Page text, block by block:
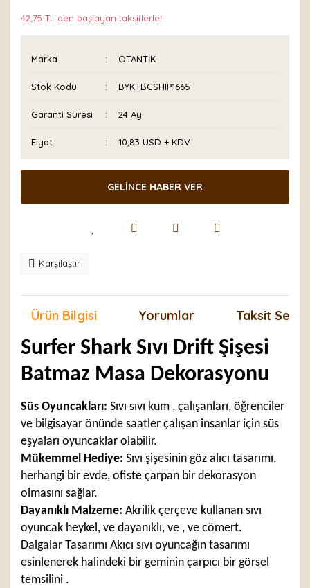
42,75 TL den başlayan taksitlerle!
Marka OTANTİK
Stok Kodu BYKTBCSHIP1665
Garanti Süresi 24 Ay
Fiyat 10,83 USD + KDV
GELİNCE HABER VER
Karşılaştır
Ürün Bilgisi Yorumlar Taksit
Surfer Shark Sıvı Drift Şişesi
Batmaz Masa Dekorasyonu
Süs Oyuncakları: Sıvı sıvı kum , çalışanları, öğrenciler
ve bilgisayar önünde saatler çalışan insanlar için süs
eşyaları oyuncaklar olabilir.
Mükemmel Hediye: Sıvı şişesinin göz alıcı tasarımı,
herhangi bir evde, ofiste çarpan bir dekorasyon
olmasını sağlar.
Dayanıklı Malzeme: Akrilik çerçeve kullanan sıvı
oyuncak heykel, ve dayanıklı, ve , ve cömert.
Dalgalar Tasarımı Akıcı sıvı oyuncağın tasarımı
esinlenerek halindeki bir geminin çarpıcı bir görsel
temsilini .